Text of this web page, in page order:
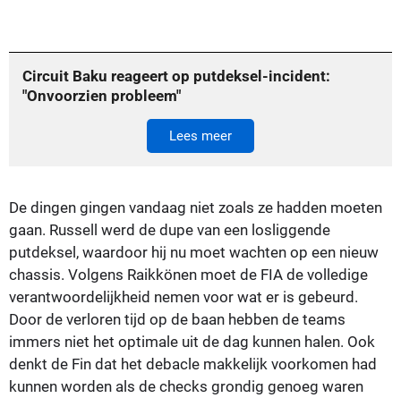
Circuit Baku reageert op putdeksel-incident:
"Onvoorzien probleem"
Lees meer
De dingen gingen vandaag niet zoals ze hadden moeten
gaan. Russell werd de dupe van een losliggende
putdeksel, waardoor hij nu moet wachten op een nieuw
chassis. Volgens Raikkönen moet de FIA de volledige
verantwoordelijkheid nemen voor wat er is gebeurd.
Door de verloren tijd op de baan hebben de teams
immers niet het optimale uit de dag kunnen halen. Ook
denkt de Fin dat het debacle makkelijk voorkomen had
kunnen worden als de checks grondig genoeg waren